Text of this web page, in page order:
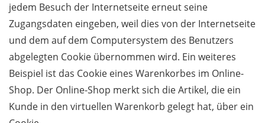
jedem Besuch der Internetseite erneut seine
Zugangsdaten eingeben, weil dies von der Internetseite
und dem auf dem Computersystem des Benutzers
abgelegten Cookie übernommen wird. Ein weiteres
Beispiel ist das Cookie eines Warenkorbes im Online-
Shop. Der Online-Shop merkt sich die Artikel, die ein
Kunde in den virtuellen Warenkorb gelegt hat, über ein